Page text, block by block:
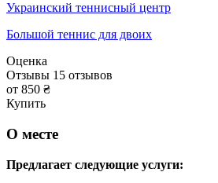
Украинский теннисный центр
Большой теннис для двоих
Оценка
Отзывы 15 отзывов
от 850 ₴
Купить
О месте
Предлагает следующие услуги: